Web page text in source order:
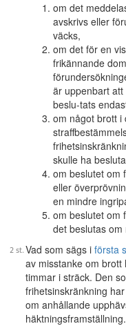
om det
avskrivs eller
väcks,
om det för en
frikännande
är uppenbart
beslu-tats
om något brott i
skulle ha
om beslutet om
eller
en mindre
om beslutet om
det beslutas
Vad som sägs i första
av misstanke om
timmar i sträck. Den
frihetsinskränkning
om anhållande
häktningsframställning.